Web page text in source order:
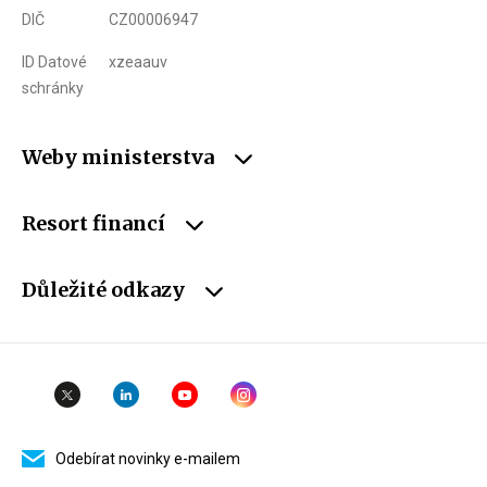
DIČ CZ00006947
ID Datové
schránky
xzeaauv
Weby ministerstva
Resort financí
Důležité odkazy
Odebírat novinky e-mailem